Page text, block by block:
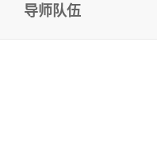
导师队伍